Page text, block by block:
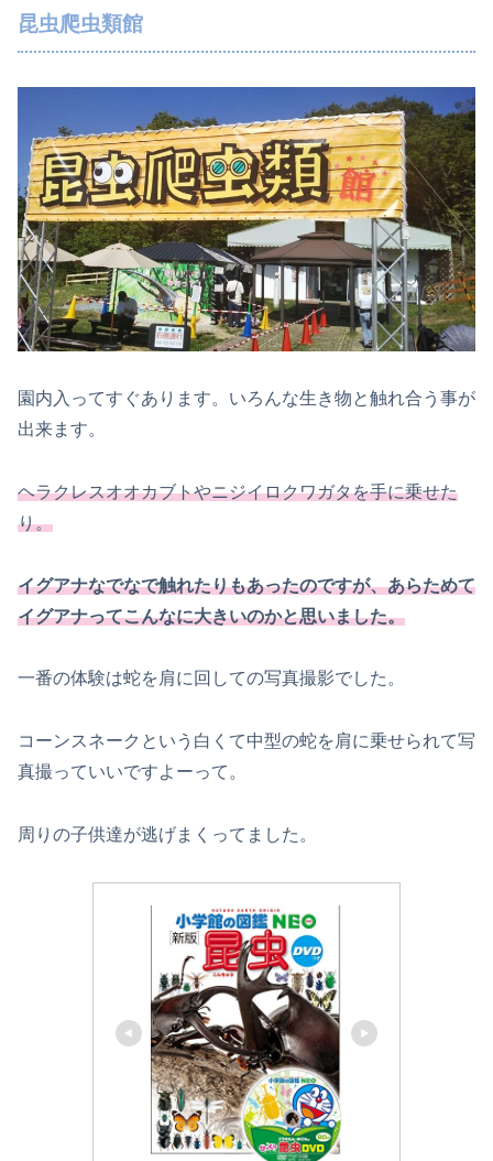
昆虫爬虫類館
園内入ってすぐあります。いろんな生き物と触れ合う事が
出来ます。
ヘラクレスオオカブトやニジイロクワガタを手に乗せた
り。
イグアナなでなで触れたりもあったのですが、あらためて
イグアナってこんなに大きいのかと思いました。
一番の体験は蛇を肩に回しての写真撮影でした。
コーンスネークという白くて中型の蛇を肩に乗せられて写
真撮っていいですよーって。
周りの子供達が逃げまくってました。